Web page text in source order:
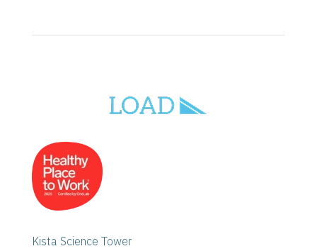
Kista Science Tower